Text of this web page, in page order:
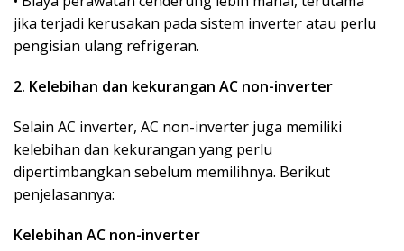
jika terjadi kerusakan pada sistem inverter atau perlu
pengisian ulang refrigeran.
2. Kelebihan dan kekurangan AC non-inverter
Selain AC inverter, AC non-inverter juga memiliki
kelebihan dan kekurangan yang perlu
dipertimbangkan sebelum memilihnya. Berikut
penjelasannya:
Kelebihan AC non-inverter